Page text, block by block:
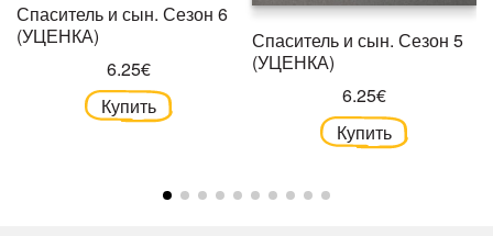
Спаситель и сын. Сезон 6
(УЦЕНКА)
6.25€
Купить
Спаситель и сын. Сезон 5
(УЦЕНКА)
6.25€
Купить